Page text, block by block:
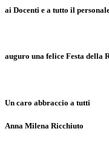
ai Docenti e a tutto il
auguro una felice Festa della
Un caro abbraccio a tutti
Anna Milena Ricchiuto